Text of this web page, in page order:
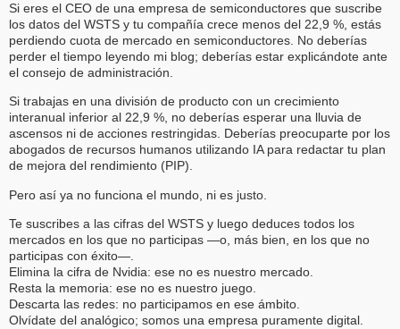
Si eres el CEO de una empresa de semiconductores que suscribe
los datos del WSTS y tu compañía crece menos del 22,9 %, estás
perdiendo cuota de mercado en semiconductores. No deberías
perder el tiempo leyendo mi blog; deberías estar explicándote ante
el consejo de administración.
Si trabajas en una división de producto con un crecimiento
interanual inferior al 22,9 %, no deberías esperar una lluvia de
ascensos ni de acciones restringidas. Deberías preocuparte por los
abogados de recursos humanos utilizando IA para redactar tu plan
de mejora del rendimiento (PIP).
Pero así ya no funciona el mundo, ni es justo.
Te suscribes a las cifras del WSTS y luego deduces todos los
mercados en los que no participas —o, más bien, en los que no
participas con éxito—.
Elimina la cifra de Nvidia: ese no es nuestro mercado.
Resta la memoria: ese no es nuestro juego.
Descarta las redes: no participamos en ese ámbito.
Olvídate del analógico; somos una empresa puramente digital.